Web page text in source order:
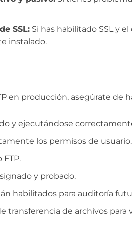
SSL: Si has habilitado SSL y
instalado.
en producción, asegúrate de
y ejecutándose
los permisos de usuario.
y probado.
habilitados para auditoría
transferencia de archivos para